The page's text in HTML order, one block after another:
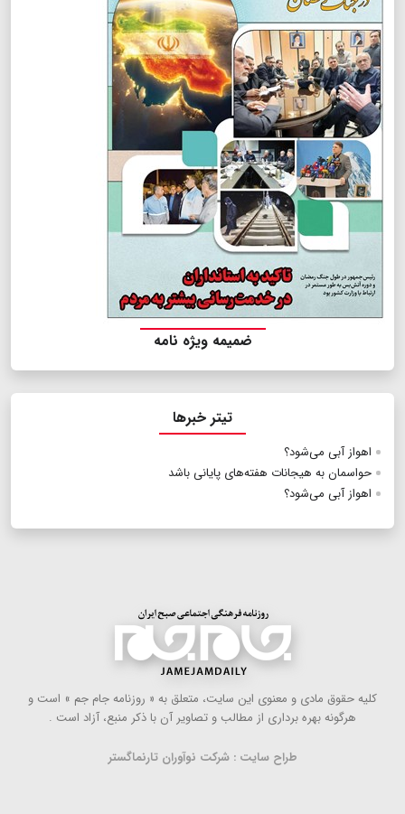
ضمیمه ویژه نامه
تیتر خبرها
اهواز آبی می‌شود؟
حواسمان به هیجانات هفته‌های پایانی باشد
اهواز آبی می‌شود؟
كلیه حقوق مادی و معنوی این سایت، متعلق به « روزنامه جام جم » است و
هرگونه بهره ‌برداری از مطالب و تصاویر آن با ذكر منبع، آزاد است .
طراح سایت : شرکت نوآوران تارنماگستر